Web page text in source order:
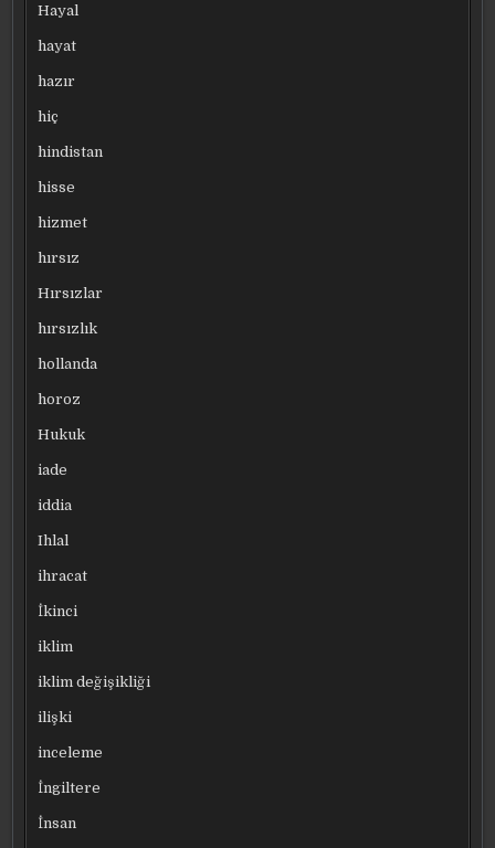
Hayal
hayat
hazır
hiç
hindistan
hisse
hizmet
hırsız
Hırsızlar
hırsızlık
hollanda
horoz
Hukuk
iade
iddia
Ihlal
ihracat
İkinci
iklim
iklim değişikliği
ilişki
inceleme
İngiltere
İnsan